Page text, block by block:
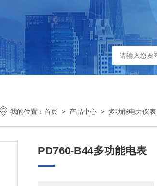
我的位置： 首页 > 产品中心 > 多功能电力仪表
PD760-B44多功能电表